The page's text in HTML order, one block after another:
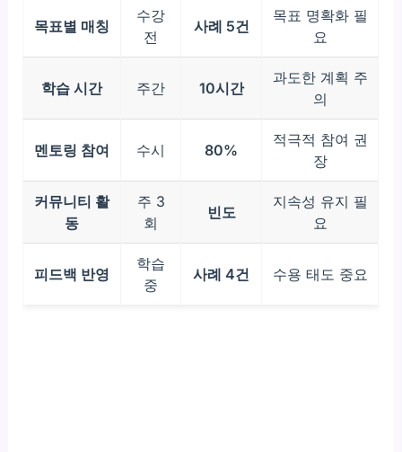
목표별 매칭
수강
전
사례 5건
목표 명확화 필
요
학습 시간 주간 10시간
과도한 계획 주
의
멘토링 참여 수시 80%
적극적 참여 권
장
커뮤니티 활
동
주 3
회
빈도
지속성 유지 필
요
피드백 반영
학습
중
사례 4건 수용 태도 중요